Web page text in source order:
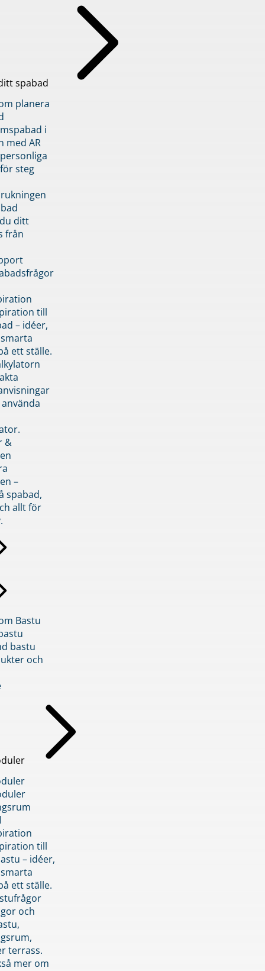
spabad
planera
i
med AR
steg
ditt
från
till
– idéer,
ett ställe.
&
–
spabad,
allt för
Bastu
bastu
och
till
– idéer,
ett ställe.
och
terrass.
mer om